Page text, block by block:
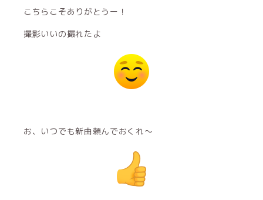
こちらこそありがとうー！
撮影いいの撮れたよ
お、いつでも新曲頼んでおくれ〜